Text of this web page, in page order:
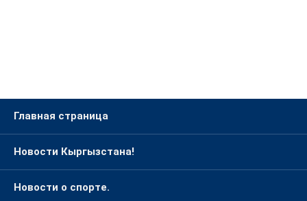
Главная страница
Новости Кыргызстана!
Новости о спорте.